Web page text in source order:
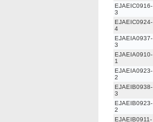
EJAEIC0916-
3
EJAEIC0924-
4
EJAEIA0937-
3
EJAEIA0910-
1
EJAEIA0923-
2
EJAEIB0938-
3
EJAEIB0923-
2
EJAEIB0911-